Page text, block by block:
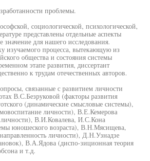
проблемы.
социологической, психологической,
представлены отдельные аспекты
для нашего исследования.
изучаемого процесса, вытекающую из
общества и состояния системы
этапе развития, диссертант
к трудам отечественных авторов.
связанные с развитием личности
В.С.Безруковой (факторы развития
(динамические смысловые системы),
личности), В.Е.Кемерова
В.И.Ковалева, И.С.Кона
юношеского возраста), В.Н.Мясищева,
личности), Д.Н.Узнадзе
В.А.Ядова (диспо-зиционная теория
и т.д.